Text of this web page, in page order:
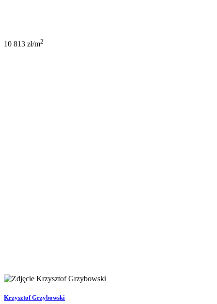
10 813 zł/m2
Krzysztof Grzybowski